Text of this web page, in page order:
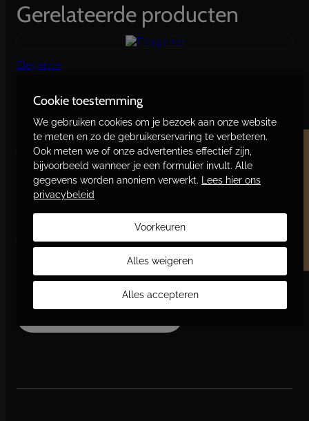
Gerelateerde producten
Elegance
Toevoegen aan winkelwagen
Peaked Your Interest?!
530,00
Lees verder
480,00
Cookie toestemming
We gebruiken cookies om je bezoek aan onze website
te meten en zo de gebruikerservaring te verbeteren.
Ook meten we of onze advertenties effectief zijn,
bijvoorbeeld wanneer je een formulier invult. Alle
gegevens worden anoniem verwerkt.
Lees hier ons
privacybeleid
Voorkeuren
Alles weigeren
Alles accepteren